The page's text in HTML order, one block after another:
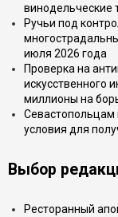
винодельческие
Ручьи под
июля 2026 года
Проверка на
искусственного
миллионы на
Севастопольцам
условия для
Выбор
Ресторанный